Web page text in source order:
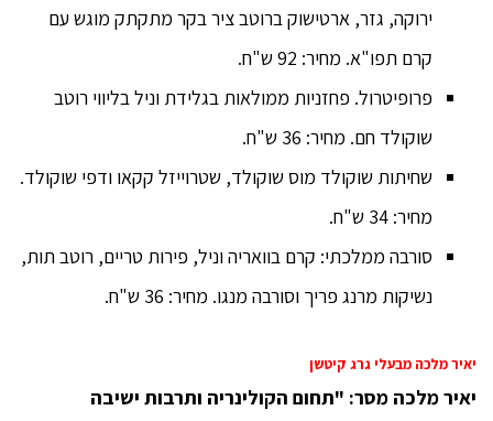
ירוקה, גזר, ארטישוק ברוטב ציר בקר מתקתק מוגש עם
קרם תפו"א. מחיר: 92 ש"ח.
פרופיטרול. פחזניות ממולאות בגלידת וניל בליווי רוטב
שוקולד חם. מחיר: 36 ש"ח.
שחיתות שוקולד מוס שוקולד, שטרוייזל קקאו ודפי שוקולד.
מחיר: 34 ש"ח.
סורבה ממלכתי: קרם בוואריה וניל, פירות טריים, רוטב תות,
נשיקות מרנג פריך וסורבה מנגו. מחיר: 36 ש"ח.
יאיר מלכה מבעלי גרג קיטשן
יאיר מלכה מסר: "תחום הקולינריה ותרבות ישיבה